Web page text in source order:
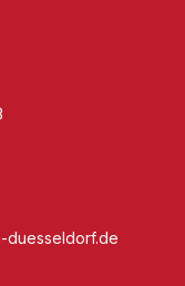
duesseldorf.de